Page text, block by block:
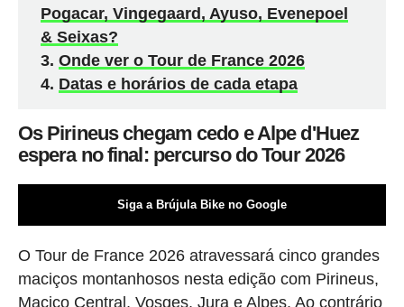
Pogacar, Vingegaard, Ayuso, Evenepoel
& Seixas?
Onde ver o Tour de France 2026
Datas e horários de cada etapa
Os Pirineus chegam cedo e Alpe d'Huez
espera no final: percurso do Tour 2026
Siga a Brújula Bike no Google
O Tour de France 2026 atravessará cinco grandes
maciços montanhosos nesta edição com Pirineus,
Maciço Central, Vosges, Jura e Alpes. Ao contrário